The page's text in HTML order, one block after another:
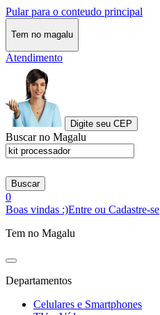
Pular para o conteudo principal
Tem no magalu
Atendimento
Digite seu CEP
Buscar no Magalu
Buscar
0
Boas vindas :)Entre ou Cadastre-se
Tem no Magalu
Departamentos
Celulares e Smartphones